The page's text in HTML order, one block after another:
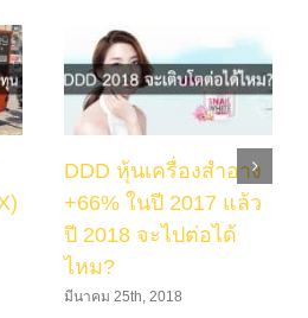
DDD หุ้นเครื่องสำอาง
+66% ในปี 2017 แล้ว
ปี 2018 จะไปต่อได้
ไหม?
มีนาคม 25th, 2018